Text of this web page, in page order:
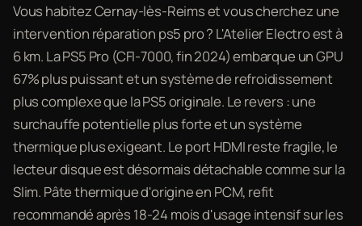
Vous habitez Cernay-lès-Reims et vous cherchez une
intervention réparation ps5 pro ? L'Atelier Electro est à
6 km. La PS5 Pro (CFI-7000, fin 2024) embarque un GPU
67% plus puissant et un système de refroidissement
plus complexe que la PS5 originale. Le revers : une
surchauffe potentielle plus forte et un système
thermique plus exigeant. Le port HDMI reste fragile, le
lecteur disque est désormais détachable comme sur la
Slim. Pâte thermique d'origine en PCM, refit
recommandé après 18-24 mois d'usage intensif sur les